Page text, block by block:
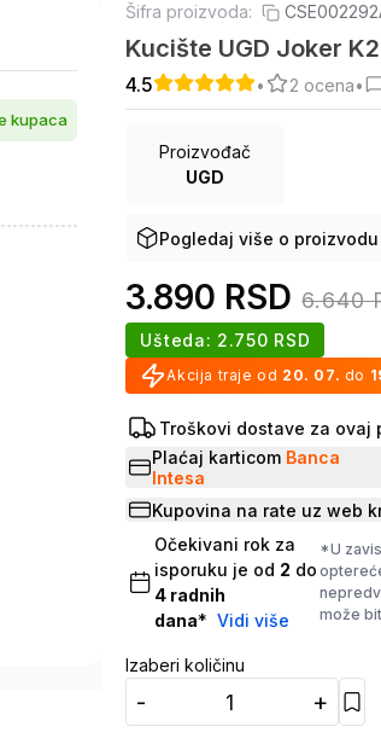
kupaca
Šifra proizvoda:
Kucište UGD Joker
4.5 • 2 ocena•
Proizvođač
UGD
Pogledaj više o proizvodu
3.890 RSD 6.640
Ušteda: 2.750 RSD
Akcija traje od 20. 07. do
Troškovi dostave za ovaj
Plaćaj karticom Banca
Intesa
Kupovina na rate uz web
Očekivani rok za
isporuku je od 2 do
4 radnih
dana* Vidi više
*U
može
Izaberi količinu
- +